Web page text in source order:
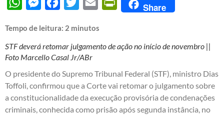
WhatsAppMessengerFacebook
Twitter Email PrintFriendly
Share
Tempo de leitura: 2 minutos
STF deverá retomar julgamento de ação no início de novembro ||
Foto Marcello Casal Jr/ABr
O presidente do Supremo Tribunal Federal (STF), ministro Dias
Toffoli, confirmou que a Corte vai retomar o julgamento sobre
a constitucionalidade da execução provisória de condenações
criminais, conhecida como prisão após segunda instância, no